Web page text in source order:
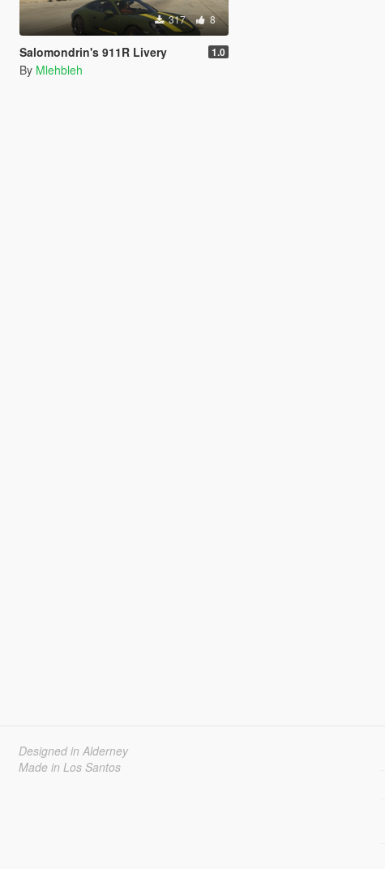
317 8
Salomondrin's 911R Livery 1.0
By Mlehbleh
Designed in Alderney
Made in Los Santos